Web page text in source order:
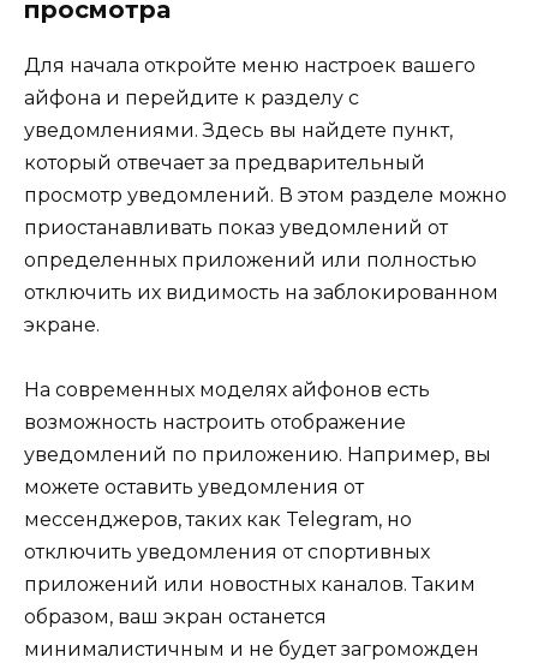
просмотра
Для начала откройте меню настроек вашего
айфона и перейдите к разделу с
уведомлениями. Здесь вы найдете пункт,
который отвечает за предварительный
просмотр уведомлений. В этом разделе можно
приостанавливать показ уведомлений от
определенных приложений или полностью
отключить их видимость на заблокированном
экране.
На современных моделях айфонов есть
возможность настроить отображение
уведомлений по приложению. Например, вы
можете оставить уведомления от
мессенджеров, таких как Telegram, но
отключить уведомления от спортивных
приложений или новостных каналов. Таким
образом, ваш экран останется
минималистичным и не будет загроможден